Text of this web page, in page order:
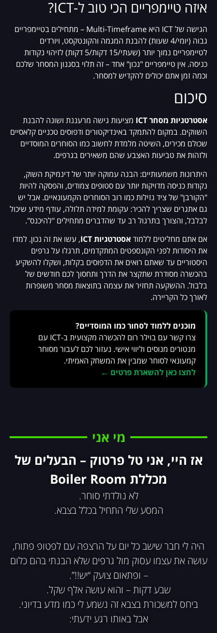
איזה טיימפריים הכי טוב ל-ICT?
הגישה של ICT היא Multi-Timeframe – מתחילים בטיימפריים
גבוה (יומי/4 שעות) להבנת המגמה והקונטקסט, ויורדים
לטיימפריים נמוך יותר (שעתי/15 דקות/5 דקות) לזיהוי נקודות
כניסה. אין טיימפריים "נכון" אחד – זה תלוי בסגנון המסחר שלכם
וכמה זמן אתם יכולים להקדיש למסחר.
סיכום
אסטרטגיות מסחר ICT
מציעות גישה מרעננת ושונה להבנת
השווקים. במקום להתמקד באינדיקטורים ודפוסים טכניים קלאסיים
שכולם מכירים, השיטה מלמדת לחשוב כמו הסוחרים המוסדיים
ולזהות את טביעות האצבע שהם משאירים בגרפים.
היתרונות משמעותיים: הבנה עמוקה יותר של דינמיקת השוק,
נקודות כניסה מדויקות יותר עם סטופים צמודים, והפסקה להיות
"הקורבן" של ציד נזילות כמו רוב הסוחרים הקמעונאיים. אבל יש
גם אתגרים שצריך להכיר: עקומת למידה תלולה, עודף מידע שיכול
לבלבל, והצורך בתרגול רב עד שהדברים מתחילים "להיכנס".
אם אתם מחליטים ללמודאסטרטגיות ICT
, עשו את זה נכון. למדו
את היסודות לפני הקונספטים המתקדמים, תרגלו על גרפים
היסטוריים עד שאתם רואים את הדפוסים בקלות, ושקלו להשקיע
בהכשרה מסודרת שתקצר את הדרך ותחסוך לכם חודשים של
בלבול. ההשקעה תחזיר את עצמה בתוצאות מסחר משופרות
לאורך כל הקריירה.
מוכנים ללמוד לסחור כמו המוסדיים?
צרו קשר עם בוילר רום להכשרה מקצועית ב-ICT עם
מנטורים מנוסים וליווי אישי. נעזור לכם לעבור מסוחר
קמעונאי לסוחר שמבין את המשחק האמיתי.
לחצו כאן להשארת פרטים ←
מי אני
אז היי, אני טל פרטוק – הבעלים של
מכללת Boiler Room
לא נולדתי סוחר.
המסע שלי התחיל בכלל בצבא.
היה לי חבר שישב כל יום על הרצפה עם לפטופ פתוח,
עושה את עצמו עסוק מול גרפים שלא הבנתי בהם כלום
– ופתאום צועק “יש!!”.
שבע דקות – והוא עושה אלף שקל.
ביחס למשכורת בצבא זה נשמע לי כמו מדע בדיוני.
אבל באותו רגע ידעתי: